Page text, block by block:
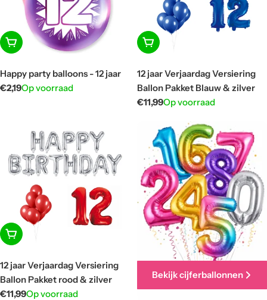
In winkelwagen
Happy party balloons - 12 jaar
Normale
€2,19Op voorraad
In winkelwagen
12 jaar Verjaardag Versiering
Ballon Pakket Blauw & zilver
Normale
€11,99Op voorraad
In winkelwagen
12 jaar Verjaardag Versiering
Ballon Pakket rood & zilver
Normale
€11,99Op voorraad
Bekijk cijferballonnen